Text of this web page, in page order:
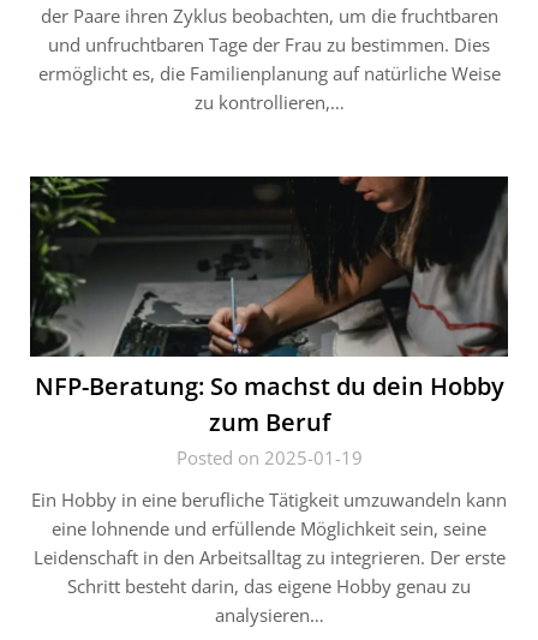
der Paare ihren Zyklus beobachten, um die fruchtbaren
und unfruchtbaren Tage der Frau zu bestimmen. Dies
ermöglicht es, die Familienplanung auf natürliche Weise
zu kontrollieren,…
NFP-Beratung: So machst du dein Hobby
zum Beruf
Posted on 2025-01-19
Ein Hobby in eine berufliche Tätigkeit umzuwandeln kann
eine lohnende und erfüllende Möglichkeit sein, seine
Leidenschaft in den Arbeitsalltag zu integrieren. Der erste
Schritt besteht darin, das eigene Hobby genau zu
analysieren…